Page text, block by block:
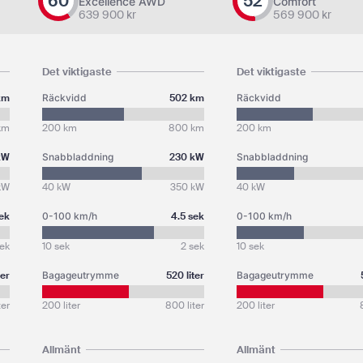
639 900 kr 569 900 kr
Det viktigaste
Räckvidd 502 km
200 km 800 km
Snabbladdning 230 kW
40 kW 350 kW
0-100 km/h 4.5 sek
10 sek 2 sek
Bagageutrymme 520 liter
200 liter 800 liter
Allmänt
Det viktigaste
Räckvidd
200 km
Snabbladdning
40 kW
0-100 km/h
10 sek
Bagageutrymme
200 liter
Allmänt